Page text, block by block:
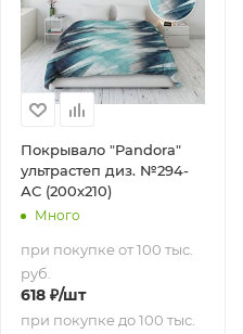
Покрывало "Pandora"
ультрастеп диз. №294-
АС (200х210)
Много
при покупке от 100 тыс.
руб.
618₽/шт
при покупке до 100 тыс.